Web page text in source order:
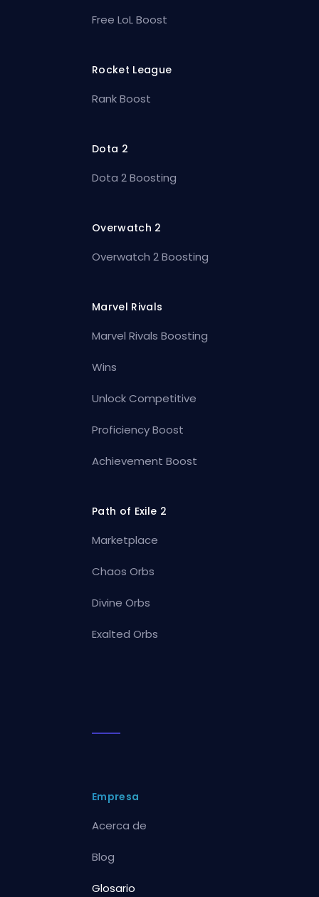
Free LoL Boost
Rocket League
Rank Boost
Dota 2
Dota 2 Boosting
Overwatch 2
Overwatch 2 Boosting
Marvel Rivals
Marvel Rivals Boosting
Wins
Unlock Competitive
Proficiency Boost
Achievement Boost
Path of Exile 2
Marketplace
Chaos Orbs
Divine Orbs
Exalted Orbs
Empresa
Acerca de
Blog
Glosario